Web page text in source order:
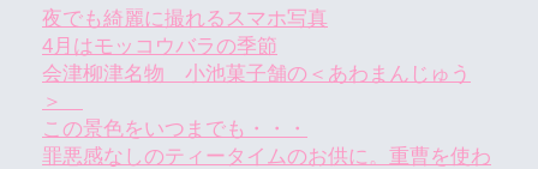
夜でも綺麗に撮れるスマホ写真
4月はモッコウバラの季節
会津柳津名物 小池菓子舗の＜あわまんじゅう
＞
この景色をいつまでも・・・
罪悪感なしのティータイムのお供に。重曹を使わ